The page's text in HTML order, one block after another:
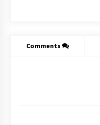
Comments